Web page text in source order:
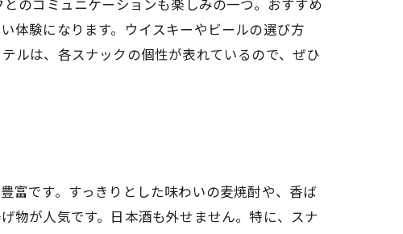
のコミュニケーションも楽しみの一つ。おすすめ
体験になります。ウイスキーやビールの選び方
ルは、各スナックの個性が表れているので、ぜひ
富です。すっきりとした味わいの麦焼酎や、香ば
物が人気です。日本酒も外せません。特に、スナ